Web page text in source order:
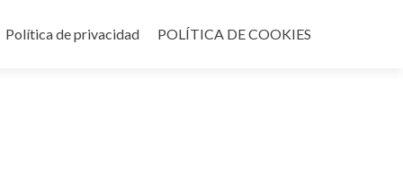
Política de privacidad POLÍTICA DE COOKIES